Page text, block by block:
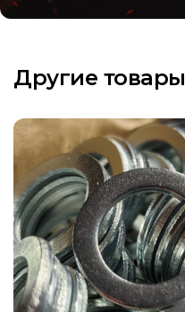
Другие товары